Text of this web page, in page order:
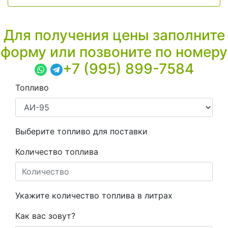
Для получения цены заполните
форму или позвоните по номеру
+7 (995) 899-7584
Топливо
Выберите топливо для поставки
Количество топлива
Укажите количество топлива в литрах
Как вас зовут?